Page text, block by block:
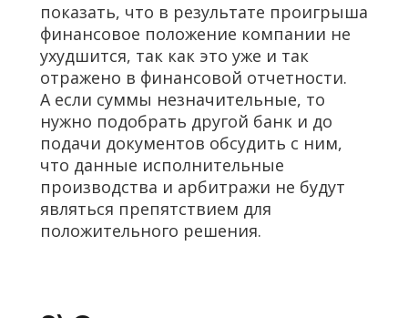
показать, что в результате проигрыша
финансовое положение компании не
ухудшится, так как это уже и так
отражено в финансовой отчетности.
А если суммы незначительные, то
нужно подобрать другой банк и до
подачи документов обсудить с ним,
что данные исполнительные
производства и арбитражи не будут
являться препятствием для
положительного решения.